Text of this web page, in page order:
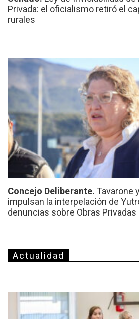
Privada: el oficialismo retiró el
rurales
Concejo Deliberante. Tavarone
impulsan la interpelación de
denuncias sobre Obras Privadas
Actualidad